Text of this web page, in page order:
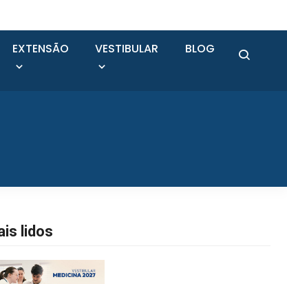
EXTENSÃO VESTIBULAR BLOG
lidos